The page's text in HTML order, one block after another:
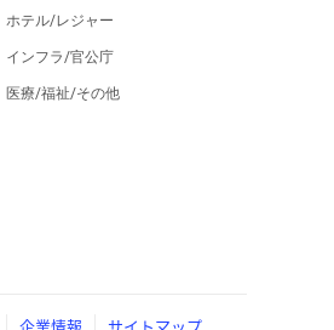
ホテル/レジャー
インフラ/官公庁
医療/福祉/その他